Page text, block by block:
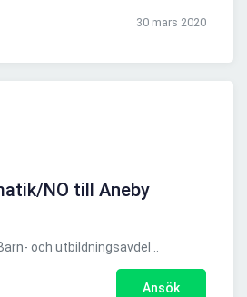
30 mars 2020
NO till Aneby
och utbildningsavdel ..
Ansök